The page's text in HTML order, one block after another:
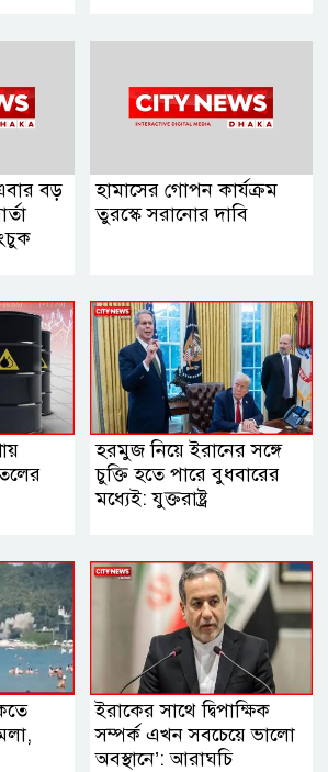
বড়
হামাসের গোপন কার্যক্রম
তুরস্কে সরানোর দাবি
হরমুজ নিয়ে ইরানের সঙ্গে
চুক্তি হতে পারে বুধবারের
মধ্যেই: যুক্তরাষ্ট্র
ইরাকের সাথে দ্বিপাক্ষিক
সম্পর্ক এখন সবচেয়ে ভালো
অবস্থানে’: আরাঘচি